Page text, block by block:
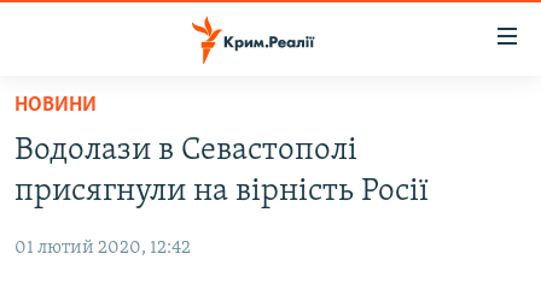
Перейти
основного
матеріалу
Перейти
до
ВОДА.КРИМ
ВІДЕО ТА ФОТО
ПОЛІТИКА
НОВИНИ
Водолази в Севастополі
присягнули на вірність Росії
01 лютий 2020, 12:42